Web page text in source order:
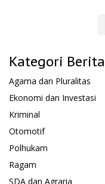
Kategori Berita
Agama dan Pluralitas
Ekonomi dan Investasi
Kriminal
Otomotif
Polhukam
Ragam
SDA dan Agraria